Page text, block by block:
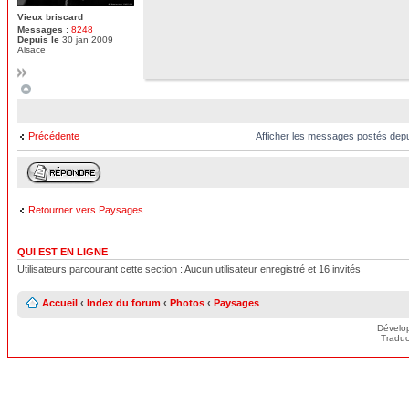
Vieux briscard
Messages : 8248
Depuis le 30 jan 2009
Alsace
Précédente Afficher les messages postés
Retourner vers Paysages
QUI EST EN LIGNE
Utilisateurs parcourant cette section : Aucun utilisateur enregistré et 16 invités
Accueil ‹ Index du forum ‹ Photos ‹ Paysages